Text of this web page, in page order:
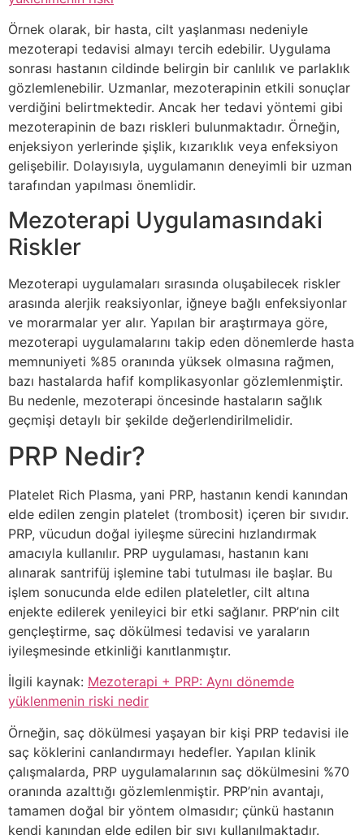
Örnek olarak, bir hasta, cilt yaşlanması nedeniyle
mezoterapi tedavisi almayı tercih edebilir. Uygulama
sonrası hastanın cildinde belirgin bir canlılık ve parlaklık
gözlemlenebilir. Uzmanlar, mezoterapinin etkili sonuçlar
verdiğini belirtmektedir. Ancak her tedavi yöntemi gibi
mezoterapinin de bazı riskleri bulunmaktadır. Örneğin,
enjeksiyon yerlerinde şişlik, kızarıklık veya enfeksiyon
gelişebilir. Dolayısıyla, uygulamanın deneyimli bir uzman
tarafından yapılması önemlidir.
Mezoterapi Uygulamasındaki
Riskler
Mezoterapi uygulamaları sırasında oluşabilecek riskler
arasında alerjik reaksiyonlar, iğneye bağlı enfeksiyonlar
ve morarmalar yer alır. Yapılan bir araştırmaya göre,
mezoterapi uygulamalarını takip eden dönemlerde hasta
memnuniyeti %85 oranında yüksek olmasına rağmen,
bazı hastalarda hafif komplikasyonlar gözlemlenmiştir.
Bu nedenle, mezoterapi öncesinde hastaların sağlık
geçmişi detaylı bir şekilde değerlendirilmelidir.
PRP Nedir?
Platelet Rich Plasma, yani PRP, hastanın kendi kanından
elde edilen zengin platelet (trombosit) içeren bir sıvıdır.
PRP, vücudun doğal iyileşme sürecini hızlandırmak
amacıyla kullanılır. PRP uygulaması, hastanın kanı
alınarak santrifüj işlemine tabi tutulması ile başlar. Bu
işlem sonucunda elde edilen plateletler, cilt altına
enjekte edilerek yenileyici bir etki sağlanır. PRP’nin cilt
gençleştirme, saç dökülmesi tedavisi ve yaraların
iyileşmesinde etkinliği kanıtlanmıştır.
İlgili kaynak: Mezoterapi + PRP: Aynı dönemde
yüklenmenin riski nedir
Örneğin, saç dökülmesi yaşayan bir kişi PRP tedavisi ile
saç köklerini canlandırmayı hedefler. Yapılan klinik
çalışmalarda, PRP uygulamalarının saç dökülmesini %70
oranında azalttığı gözlemlenmiştir. PRP’nin avantajı,
tamamen doğal bir yöntem olmasıdır; çünkü hastanın
kendi kanından elde edilen bir sıvı kullanılmaktadır.